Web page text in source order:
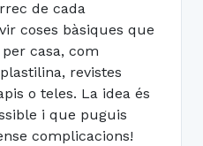
de cada
coses bàsiques que
casa, com
revistes
o teles. La idea és
i que puguis
complicacions!